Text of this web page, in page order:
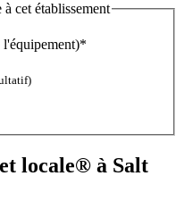
cet établissement
l'équipement)*
locale® à Salt